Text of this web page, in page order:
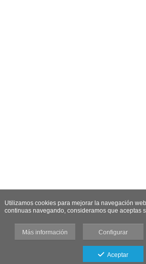
Utilizamos cookies para mejorar la navegación
continuas navegando, consideramos que aceptas
Más información Configurar
Aceptar